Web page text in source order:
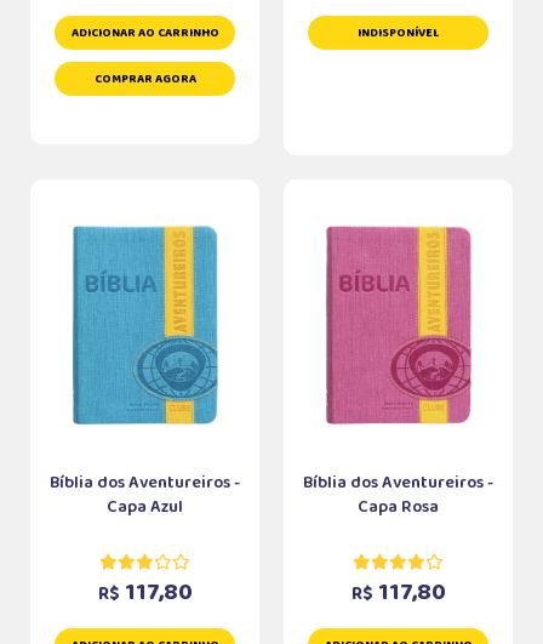
ADICIONAR AO CARRINHO
COMPRAR AGORA
INDISPONÍVEL
Bíblia dos Aventureiros -
Capa Azul
R$ 117,80
Bíblia dos Aventureiros -
Capa Rosa
R$ 117,80